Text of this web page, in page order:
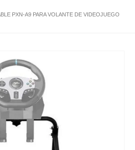
PXN-A9 PARA VOLANTE DE VIDEOJUEGO